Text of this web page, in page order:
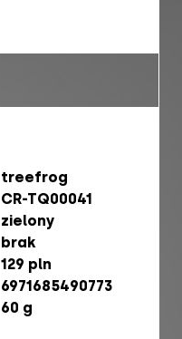
treefrog
CR-TQ00041
zielony
brak
129 pln
6971685490773
60 g